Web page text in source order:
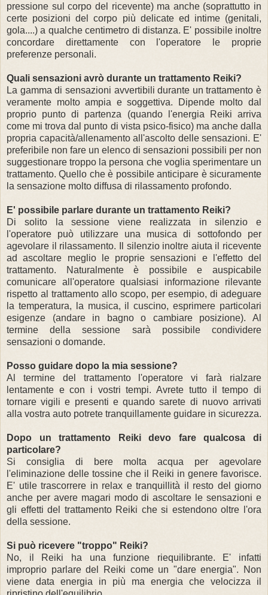
pressione sul corpo del ricevente) ma anche (soprattutto in
certe posizioni del corpo più delicate ed intime (genitali,
gola....) a qualche centimetro di distanza. E' possibile inoltre
concordare direttamente con l'operatore le proprie
preferenze personali.
Quali sensazioni avrò durante un trattamento Reiki?
La gamma di sensazioni avvertibili durante un trattamento è
veramente molto ampia e soggettiva. Dipende molto dal
proprio punto di partenza (quando l'energia Reiki arriva
come mi trova dal punto di vista psico-fisico) ma anche dalla
propria capacità/allenamento all'ascolto delle sensazioni. E'
preferibile non fare un elenco di sensazioni possibili per non
suggestionare troppo la persona che voglia sperimentare un
trattamento. Quello che è possibile anticipare è sicuramente
la sensazione molto diffusa di rilassamento profondo.
E' possibile parlare durante un trattamento Reiki?
Di solito la sessione viene realizzata in silenzio e
l'operatore può utilizzare una musica di sottofondo per
agevolare il rilassamento. Il silenzio inoltre aiuta il ricevente
ad ascoltare meglio le proprie sensazioni e l'effetto del
trattamento. Naturalmente è possibile e auspicabile
comunicare all'operatore qualsiasi informazione rilevante
rispetto al trattamento allo scopo, per esempio, di adeguare
la temperatura, la musica, il cuscino, esprimere particolari
esigenze (andare in bagno o cambiare posizione). Al
termine della sessione sarà possibile condividere
sensazioni o domande.
Posso guidare dopo la mia sessione?
Al termine del trattamento l'operatore vi farà rialzare
lentamente e con i vostri tempi. Avrete tutto il tempo di
tornare vigili e presenti e quando sarete di nuovo arrivati
alla vostra auto potrete tranquillamente guidare in sicurezza.
Dopo un trattamento Reiki devo fare qualcosa di
particolare?
Si consiglia di bere molta acqua per agevolare
l'eliminazione delle tossine che il Reiki in genere favorisce.
E' utile trascorrere in relax e tranquillità il resto del giorno
anche per avere magari modo di ascoltare le sensazioni e
gli effetti del trattamento Reiki che si estendono oltre l'ora
della sessione.
Si può ricevere "troppo" Reiki?
No, il Reiki ha una funzione riequilibrante. E' infatti
improprio parlare del Reiki come un "dare energia". Non
viene data energia in più ma energia che velocizza il